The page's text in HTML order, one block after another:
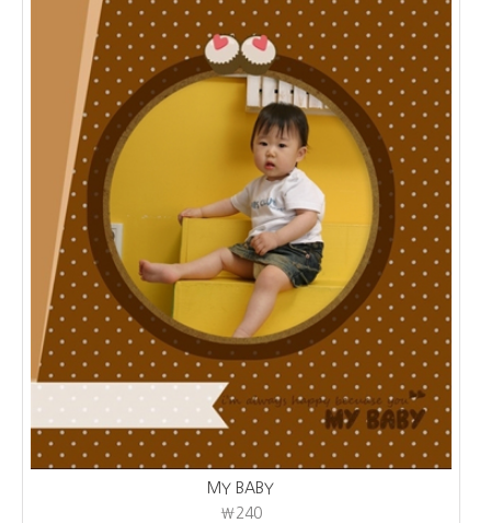
MY BABY
₩240